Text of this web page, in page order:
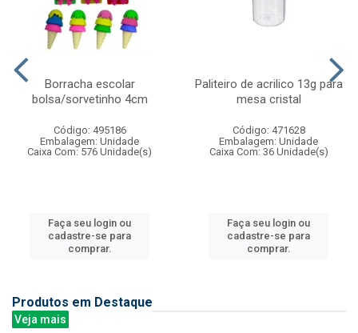
Borracha escolar
bolsa/sorvetinho 4cm
Código: 495186
Embalagem: Unidade
Caixa Com: 576 Unidade(s)
Faça seu login ou
cadastre-se para
comprar.
Paliteiro de acrilico 13g para
mesa cristal
Código: 471628
Embalagem: Unidade
Caixa Com: 36 Unidade(s)
Faça seu login ou
cadastre-se para
comprar.
Produtos em Destaque
Veja mais